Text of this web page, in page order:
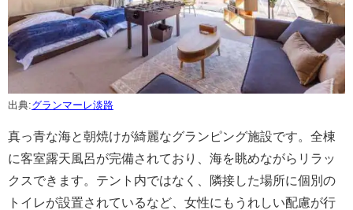
出典:グランマーレ淡路
真っ青な海と朝焼けが綺麗なグランピング施設です。全棟
に客室露天風呂が完備されており、海を眺めながらリラッ
クスできます。テント内ではなく、隣接した場所に個別の
トイレが設置されているなど、女性にもうれしい配慮が行